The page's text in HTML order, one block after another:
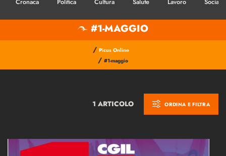
#1-MAGGIO
/ Picus Online
/ #1-maggio
1 ARTICOLO ORDINA E FILTRA